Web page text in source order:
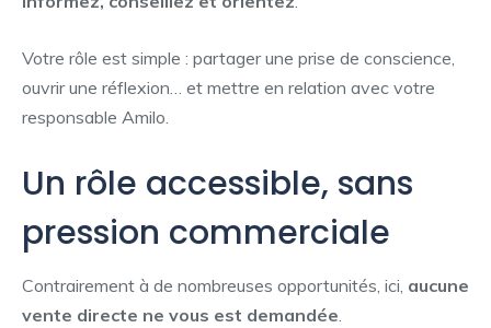
Votre rôle est simple : partager une prise de conscience,
ouvrir une réflexion… et mettre en relation avec votre
responsable Amilo.
Un rôle accessible, sans
pression commerciale
Contrairement à de nombreuses opportunités, ici, aucune
vente directe ne vous est demandée